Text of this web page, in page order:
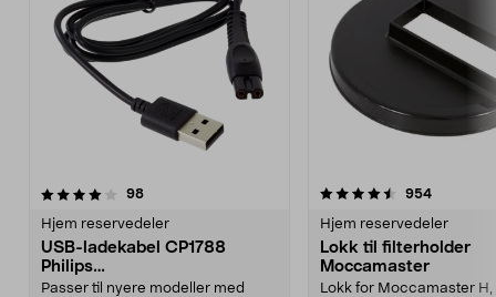
98anmeldelser
Hjem reservedeler
USB-ladekabel CP1788
Philips
OneBlade/barbermaskiner
Passer til nyere modeller med
4.5 av 5 stjerner 954
Hjem reservedeler
Lokk til filterholder
Moccamaster
Lokk for Moccamaster H,
3.5 av 5 stjerner